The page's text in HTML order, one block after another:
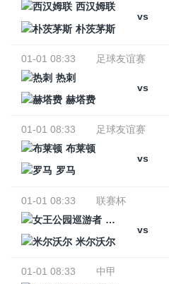
西汉姆联
vs
朴茨茅斯
01-01 08:33
足球友谊赛
热刺
vs
赫塔费
01-01 08:33
足球友谊赛
布莱顿
vs
罗马
01-01 08:33
联赛杯
女王公园巡游者
vs
米尔沃尔
01-01 08:33
中甲